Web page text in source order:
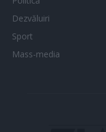
Dezvăluiri
Sport
Mass-media